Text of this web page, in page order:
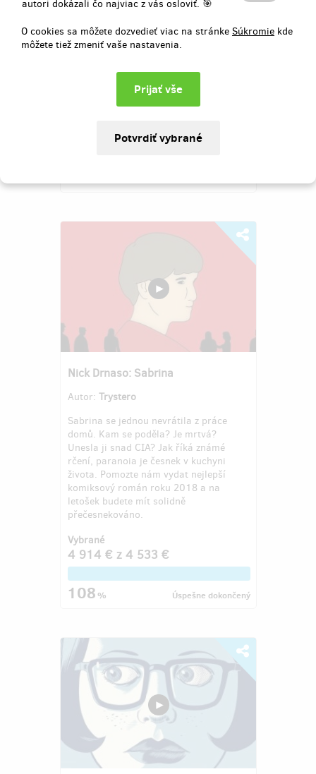
autori dokázali čo najviac z vás osloviť. 🎯
O cookies sa môžete dozvedieť viac na stránke Súkromie kde
môžete tiež zmeniť vaše nastavenia.
"Nový Burns? A dřív, než vyjde v
určitě chcete. V Bludištích jako obvykle
nechybí duševně rozháraná mládež,
medúzy. Že to nedává smysl? To si
pište, že nedává.
z3 297 €
Nick Drnaso: Sabrina
Autor: Trystero
Sabrina se jednou nevrátila z práce
domů. Kam se poděla? Je mrtvá?
Unesla ji snad CIA? Jak říká známé
rčení, paranoia je česnek v kuchyni
života. Pomozte nám vydat nejlepší
komiksový román roku 2018 a na
letošek budete mít solidně
přečesnekováno.
Vybrané
4 914 € z 4 533 €
108% Úspešne dokončený